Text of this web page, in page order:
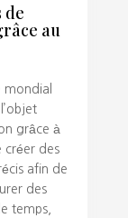
de
au
mondial
grâce à
créer des
afin de
des
temps,